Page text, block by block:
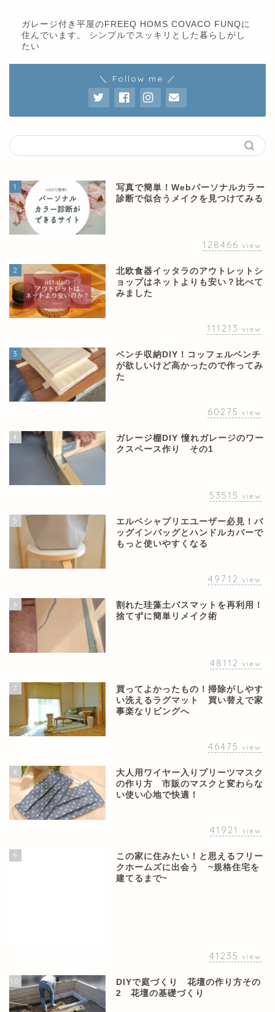
ガレージ付き平屋のFREEQ HOMS COVACO FUNQに
住んでいます。 シンプルでスッキリとした暮らしがし
たい
＼ Follow me ／
1
写真で簡単！Webパーソナルカラー
診断で似合うメイクを見つけてみる
128466 view
2
北欧食器イッタラのアウトレットシ
ョップはネットよりも安い？比べて
みました
111213 view
3
ベンチ収納DIY！コッフェルベンチ
が欲しいけど高かったので作ってみ
た
60275 view
4
ガレージ棚DIY 憧れガレージのワー
クスペース作り その1
53515 view
5
エルベシャプリエユーザー必見！バ
ッグインバッグとハンドルカバーで
もっと使いやすくなる
49712 view
6
割れた珪藻土バスマットを再利用！
捨てずに簡単リメイク術
48112 view
7
買ってよかったもの！掃除がしやす
い洗えるラグマット 買い替えで家
事楽なリビングへ
46475 view
8
大人用ワイヤー入りプリーツマスク
の作り方 市販のマスクと変わらな
い使い心地で快適！
41921 view
9
この家に住みたい！と思えるフリー
クホームズに出会う ~規格住宅を
建てるまで~
41235 view
10
DIYで庭づくり 花壇の作り方その
2 花壇の基礎づくり